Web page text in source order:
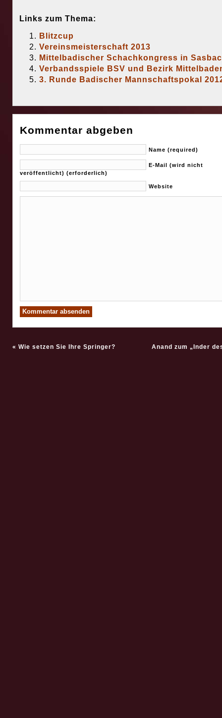
Links zum Thema:
Blitzcup
Vereinsmeisterschaft 2013
Mittelbadischer Schachkongress in
Verbandsspiele BSV und Bezirk
3. Runde Badischer Mannschaftspokal
Kommentar abgeben
Name (required)
E-Mail (wird nicht
veröffentlicht) (erforderlich)
Website
« Wie setzen Sie Ihre Springer? Anand zum „Inder